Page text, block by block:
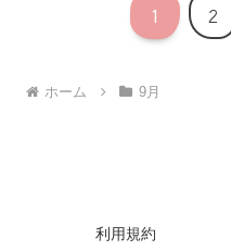
1 2
ホーム 9月
利用規約